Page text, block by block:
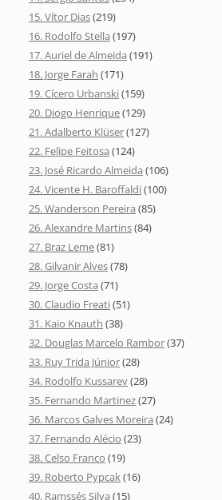
15. Vítor Dias(219)
16. Rodolfo Stella (197)
17. Auriel de Almeida (191)
18. Jorge Farah (171)
19. Cícero Urbanski(159)
20. Diogo Henrique(129)
21. Adalberto Klüser(127)
22. Felipe Feitosa (124)
23. José Ricardo Almeida (106)
24. Vicente H. Baroffaldi(100)
25. Wanderson Pereira (85)
26. Alexandre Martins(84)
27. Braz Leme(81)
28. Gilvanir Alves(78)
29. Jorge Costa (71)
30. Claudio Freati(51)
31. Kaio Knauth (38)
32. Douglas Marcelo Rambor(37)
33. Ruy Trida Júnior(28)
34. Rodolfo Kussarev(28)
35. Fernando Martinez(27)
36. Marcos Galves Moreira (24)
37. Fernando Alécio (23)
38. Celso Franco (19)
39. Roberto Pypcak(16)
40. Ramssés Silva (15)